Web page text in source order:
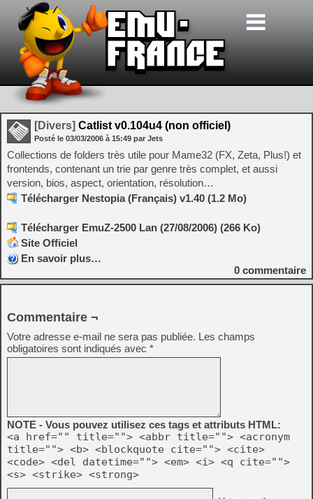
[Divers] Catlist v0.104u4 (non officiel)
Posté le 03/03/2006 à 15:49 par Jets
Collections de folders très utile pour Mame32 (FX, Zeta, Plus!) et
frontends, contenant un trie par genre très complet, et aussi
version, bios, aspect, orientation, résolution…
Télécharger Nestopia (Français) v1.40 (1.2 Mo)
Télécharger EmuZ-2500 Lan (27/08/2006) (266 Ko)
Site Officiel
En savoir plus…
0 commentaire
Commentaire ¬
Votre adresse e-mail ne sera pas publiée. Les champs
obligatoires sont indiqués avec *
NOTE - Vous pouvez utilisez ces tags et attributs HTML:
<a href="" title=""> <abbr title=""> <acronym
title=""> <b> <blockquote cite=""> <cite>
<code> <del datetime=""> <em> <i> <q cite="">
<s> <strike> <strong>